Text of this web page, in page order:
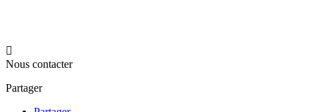

Nous contacter
Partager